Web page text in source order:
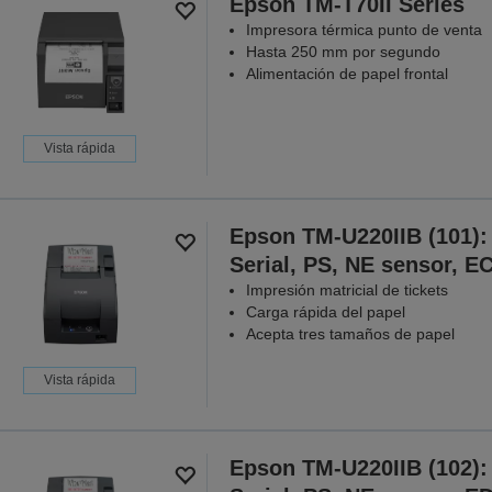
Vista rápida
Impresora térmica punto de venta
Hasta 250 mm por segundo
Alimentación de papel frontal
Vista rápida
Epson TM-U220IIB (101):
Serial, PS, NE sensor,
Impresión matricial de tickets
Carga rápida del papel
Acepta tres tamaños de papel
Epson TM-U220IIB (102):